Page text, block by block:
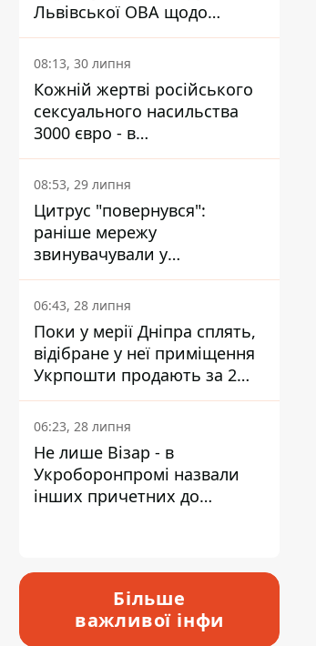
Львівської ОВА щодо
харчування у закладах
освіти
08:13, 30 липня
Кожній жертві російського
сексуального насильства
3000 євро - в
Мінсоцполітики пояснили
Інформатору, звідки на це
гроші
08:53, 29 липня
Цитрус "повернувся":
раніше мережу
звинувачували у
контрабанді техніки та
ухиленні від сплати
податків
06:43, 28 липня
Поки у мерії Дніпра сплять,
відібране у неї приміщення
Укрпошти продають за 2
мільйони
06:23, 28 липня
Не лише Візар - в
Укроборонпромі назвали
інших причетних до
Більше
важливої інфи